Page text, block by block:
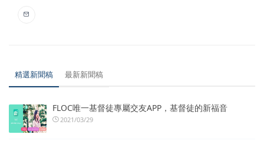
精選新聞稿 最新新聞稿
FLOC唯一基督徒專屬交友APP，基督徒的新福音
2021/03/29